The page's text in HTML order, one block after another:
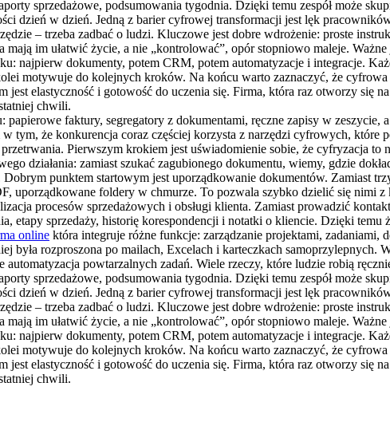
sprzedażowe, podsumowania tygodnia. Dzięki temu zespół może
dzień w dzień. Jedną z barier cyfrowej transformacji jest lęk
– trzeba zadbać o ludzi. Kluczowe jest dobre wdrożenie: proste
im ułatwić życie, a nie „kontrolować”, opór stopniowo maleje.
najpierw dokumenty, potem CRM, potem automatyzacje i integracje.
motywuje do kolejnych kroków. Na końcu warto zaznaczyć, że
elastyczność i gotowość do uczenia się. Firma, która raz otworzy się
chwili.
faktury, segregatory z dokumentami, ręczne zapisy w zeszycie,
tym, że konkurencja coraz częściej korzysta z narzędzi cyfrowych, które
Pierwszym krokiem jest uświadomienie sobie, że cyfryzacja to
działania: zamiast szukać zagubionego dokumentu, wiemy, gdzie
punktem startowym jest uporządkowanie dokumentów. Zamiast
uporządkowane foldery w chmurze. To pozwala szybko dzielić się nimi
procesów sprzedażowych i obsługi klienta. Zamiast prowadzić
sprzedaży, historię korespondencji i notatki o kliencie. Dzięki temu
online która integruje różne funkcje: zarządzanie projektami, zadaniami,
była rozproszona po mailach, Excelach i karteczkach samoprzylepnych.
powtarzalnych zadań. Wiele rzeczy, które ludzie robią
sprzedażowe, podsumowania tygodnia. Dzięki temu zespół może
dzień w dzień. Jedną z barier cyfrowej transformacji jest lęk
– trzeba zadbać o ludzi. Kluczowe jest dobre wdrożenie: proste
im ułatwić życie, a nie „kontrolować”, opór stopniowo maleje.
najpierw dokumenty, potem CRM, potem automatyzacje i integracje.
motywuje do kolejnych kroków. Na końcu warto zaznaczyć, że
elastyczność i gotowość do uczenia się. Firma, która raz otworzy się
chwili.